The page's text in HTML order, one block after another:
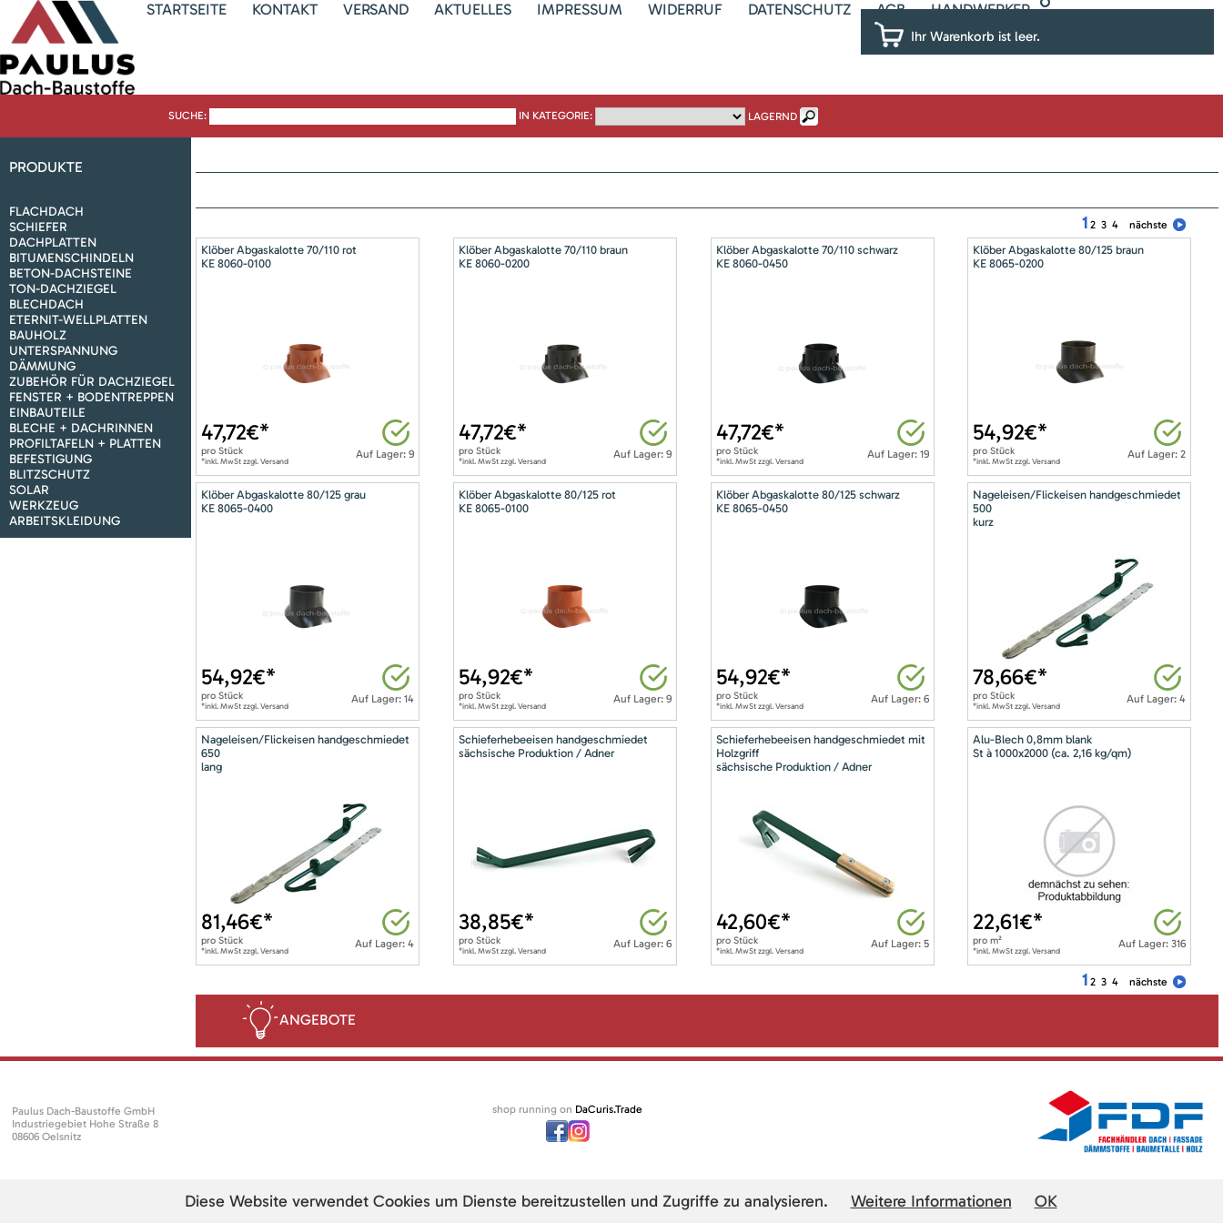
STARTSEITE KONTAKT VERSAND AKTUELLES IMPRESSUM WIDERRUF DATENSCHUTZ AGB HANDWERKER
Ihr Warenkorb ist leer.
SUCHE: IN KATEGORIE: LAGERND
PRODUKTE
FLACHDACH
SCHIEFER
DACHPLATTEN
BITUMENSCHINDELN
BETON-DACHSTEINE
TON-DACHZIEGEL
BLECHDACH
ETERNIT-WELLPLATTEN
BAUHOLZ
UNTERSPANNUNG
DÄMMUNG
ZUBEHÖR FÜR DACHZIEGEL
FENSTER + BODENTREPPEN
EINBAUTEILE
BLECHE + DACHRINNEN
PROFILTAFELN + PLATTEN
BEFESTIGUNG
BLITZSCHUTZ
SOLAR
WERKZEUG
ARBEITSKLEIDUNG
1 2 3 4 nächste
Klöber Abgaskalotte 70/110 rot
KE 8060-0100
Auf Lager: 9
47,72€*
pro Stück
*inkl. MwSt zzgl. Versand
Klöber Abgaskalotte 70/110 braun
KE 8060-0200
Auf Lager: 9
47,72€*
pro Stück
*inkl. MwSt zzgl. Versand
Klöber Abgaskalotte 70/110 schwarz
KE 8060-0450
Auf Lager: 19
47,72€*
pro Stück
*inkl. MwSt zzgl. Versand
Klöber Abgaskalotte 80/125 braun
KE 8065-0200
Auf Lager: 2
54,92€*
proStück
*inkl. MwSt zzgl. Versand
Klöber Abgaskalotte 80/125 grau
KE 8065-0400
Auf Lager: 14
54,92€*
pro Stück
*inkl. MwSt zzgl. Versand
Klöber Abgaskalotte 80/125 rot
KE 8065-0100
Auf Lager: 9
54,92€*
pro Stück
*inkl. MwSt zzgl. Versand
Klöber Abgaskalotte 80/125 schwarz
KE 8065-0450
Auf Lager: 6
54,92€*
pro Stück
*inkl. MwSt zzgl. Versand
Nageleisen/Flickeisen handgeschmiedet
500
kurz
Auf Lager: 4
78,66€*
proStück
*inkl. MwSt zzgl. Versand
Nageleisen/Flickeisen handgeschmiedet
650
lang
Auf Lager: 4
81,46€*
pro Stück
*inkl. MwSt zzgl. Versand
Schieferhebeeisen handgeschmiedet
sächsische Produktion / Adner
Auf Lager: 6
38,85€*
pro Stück
*inkl. MwSt zzgl. Versand
Schieferhebeeisen handgeschmiedet mit
Holzgriff
sächsische Produktion / Adner
Auf Lager: 5
42,60€*
pro Stück
*inkl. MwSt zzgl. Versand
Alu-Blech 0,8mm blank
St à 1000x2000 (ca. 2,16 kg/qm)
Auf Lager: 316
22,61€*
prom²
*inkl. MwSt zzgl. Versand
1 2 3 4 nächste
ANGEBOTE
Paulus Dach-Baustoffe GmbH
Industriegebiet Hohe Straße 8
08606 Oelsnitz
shop running on DaCuris.Trade
Diese Website verwendet Cookies um Dienste bereitzustellen und Zugriffe zu analysieren. Weitere Informationen OK